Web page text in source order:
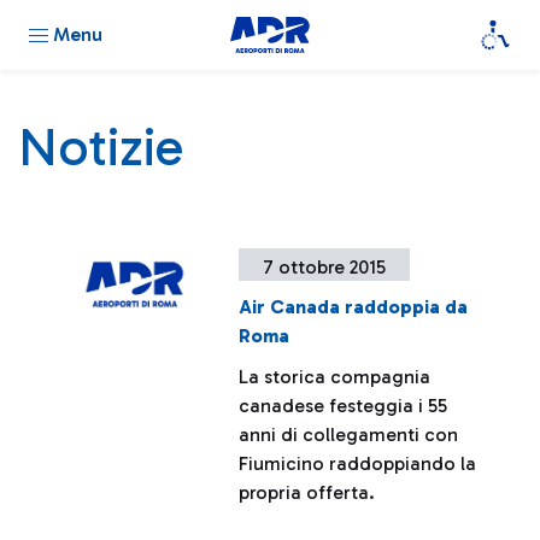
Menu
Notizie
7 ottobre 2015
Air Canada raddoppia da
Roma
La storica compagnia
canadese festeggia i 55
anni di collegamenti con
Fiumicino raddoppiando la
propria offerta.